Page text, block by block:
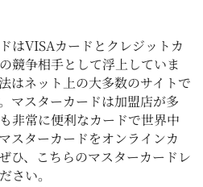
はVISAカードとクレジットカ
競争相手として浮上していま
はネット上の大多数のサイトで
マスターカードは加盟店が多
非常に便利なカードで世界中
スターカードをオンラインカ
ひ、こちらのマスターカードレ
さい。